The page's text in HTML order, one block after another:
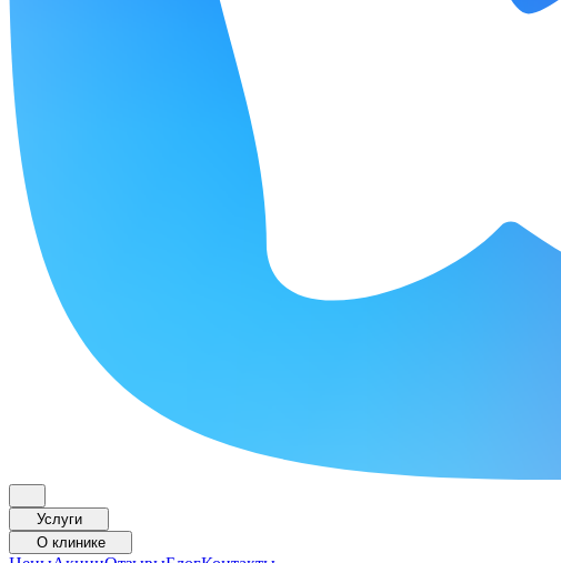
Услуги
О клинике